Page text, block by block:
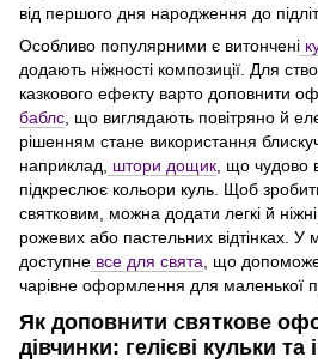
від першого дня народження до
Особливо популярними є витончені
додають ніжності композиції. Для
казкового ефекту варто доповнити
баблс , що виглядають повітряно й
рішенням стане використання
наприклад,
штори дощик , що чудово
підкреслює кольори куль. Щоб
святковим, можна додати легкі й ніжні
рожевих або пастельних відтінках. У
доступне все для свята , що
чарівне оформлення для маленької
Як доповнити святкове
дівчинки: гелієві кульки та